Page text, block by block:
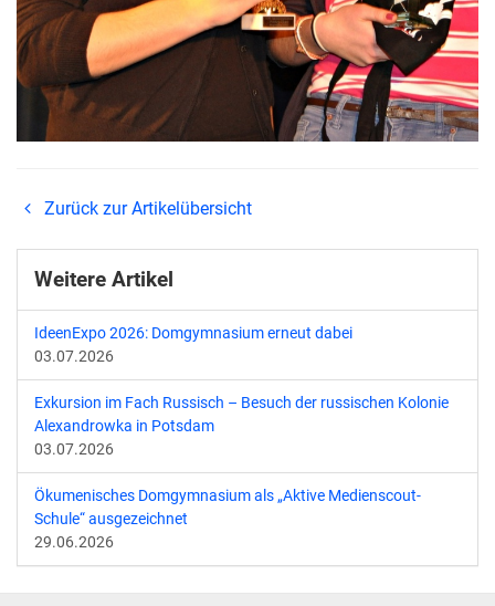
Zurück zur Artikelübersicht
Weitere Artikel
IdeenExpo 2026: Domgymnasium erneut dabei
03.07.2026
Exkursion im Fach Russisch – Besuch der russischen Kolonie
Alexandrowka in Potsdam
03.07.2026
Ökumenisches Domgymnasium als „Aktive Medienscout-
Schule“ ausgezeichnet
29.06.2026